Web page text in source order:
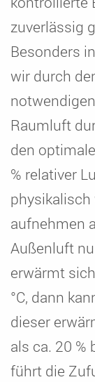
zuverlässig
Besonders
wir durch
Raumluft
den
% relativer
aufnehmen
Außenluft
erwärmt
°C, dann
dieser
als ca. 20 %
führt die